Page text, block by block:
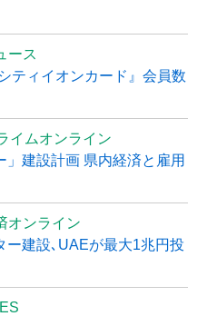
ース
ティイオンカード』会員数
イムオンライン
建設計画 県内経済と雇用
オンライン
ー建設､UAEが最大1兆円投